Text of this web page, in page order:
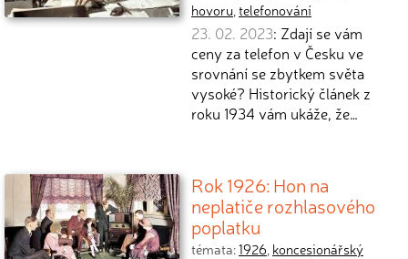
hovoru,telefonování
23. 02. 2023: Zdají se vám
ceny za telefon v Česku ve
srovnání se zbytkem světa
vysoké? Historický článek z
roku 1934 vám ukáže, že…
Rok 1926: Hon na
neplatiče rozhlasového
poplatku
témata:1926, koncesionářský